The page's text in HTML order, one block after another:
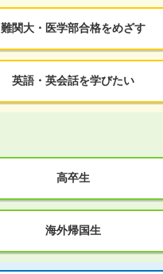
難関大・医学部合格をめざす
英語・英会話を学びたい
高卒生
海外帰国生